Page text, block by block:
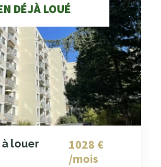
DÉJÀ LOUÉ
louer
1028 €
/mois